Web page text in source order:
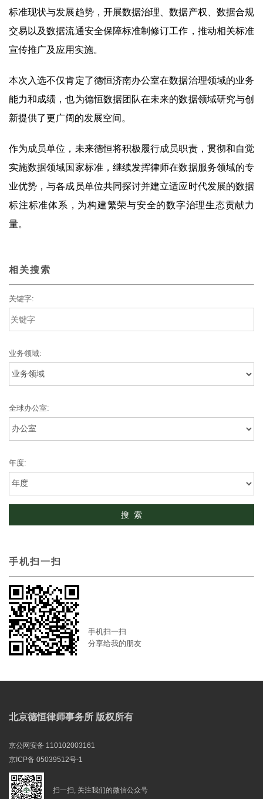
标准现状与发展趋势，开展数据治理、数据产权、数据合规
交易以及数据流通安全保障标准制修订工作，推动相关标准
宣传推广及应用实施。
本次入选不仅肯定了德恒济南办公室在数据治理领域的业务
能力和成绩，也为德恒数据团队在未来的数据领域研究与创
新提供了更广阔的发展空间。
作为成员单位，未来德恒将积极履行成员职责，贯彻和自觉
实施数据领域国家标准，继续发挥律师在数据服务领域的专
业优势，与各成员单位共同探讨并建立适应时代发展的数据
标注标准体系，为构建繁荣与安全的数字治理生态贡献力
量。
相关搜索
关键字:
业务领域:
全球办公室:
年度:
手机扫一扫
手机扫一扫
分享给我的朋友
北京德恒律师事务所 版权所有
京公网安备 110102003161
京ICP备 05039512号-1
扫一扫, 关注我们的微信公众号